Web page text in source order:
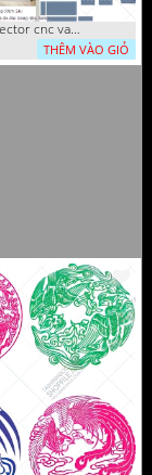
file vector cnc vach ngan ket hop voi ke de do dac trong nha
THÊM VÀO GIỎ